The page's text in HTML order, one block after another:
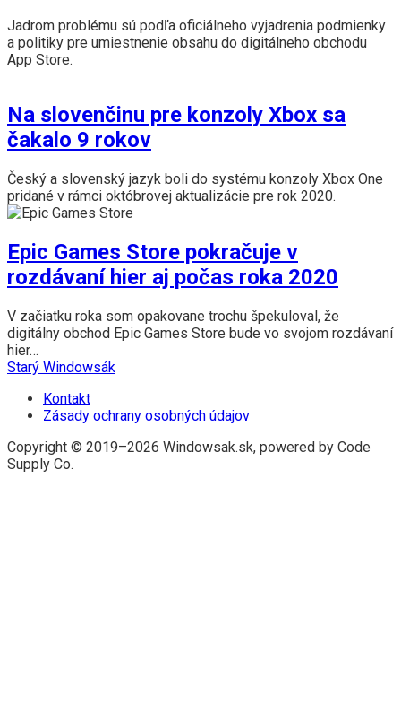
Jadrom problému sú podľa oficiálneho vyjadrenia podmienky
a politiky pre umiestnenie obsahu do digitálneho obchodu
App Store.
Na slovenčinu pre konzoly Xbox sa
čakalo 9 rokov
Český a slovenský jazyk boli do systému konzoly Xbox One
pridané v rámci októbrovej aktualizácie pre rok 2020.
Epic Games Store pokračuje v
rozdávaní hier aj počas roka 2020
V začiatku roka som opakovane trochu špekuloval, že
digitálny obchod Epic Games Store bude vo svojom rozdávaní
hier…
Starý Windowsák
Kontakt
Zásady ochrany osobných údajov
Copyright © 2019–2026 Windowsak.sk, powered by Code
Supply Co.